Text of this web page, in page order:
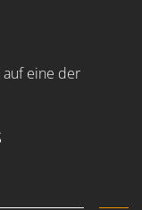
auf eine der